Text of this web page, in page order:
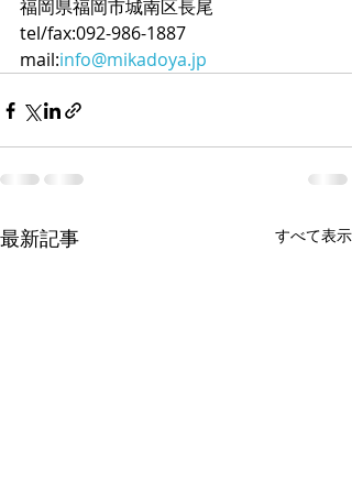
福岡県福岡市城南区長尾
tel/fax:092-986-1887
mail:info@mikadoya.jp
最新記事 すべて表示